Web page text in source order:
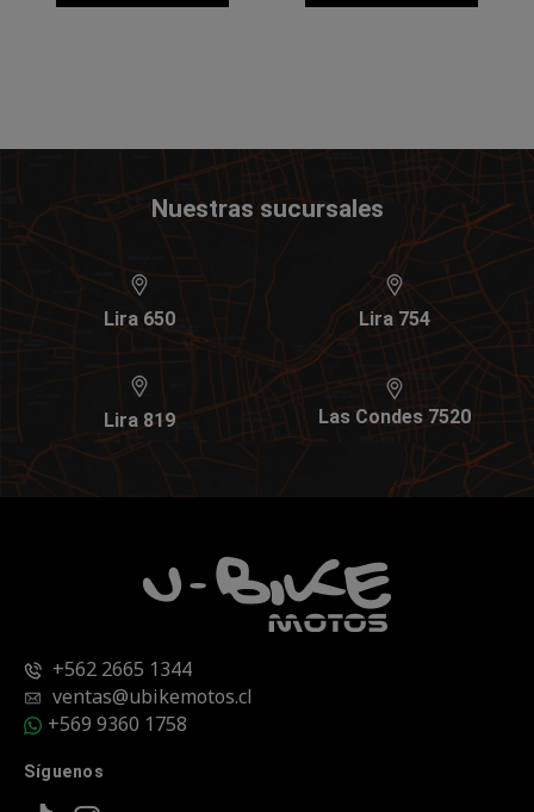
Nuestras sucursales
Lira 650 Lira 754
Lira 819 Las Condes 7520
+562 2665 1344
ventas@ubikemotos.cl
+569 9360 1758
Síguenos